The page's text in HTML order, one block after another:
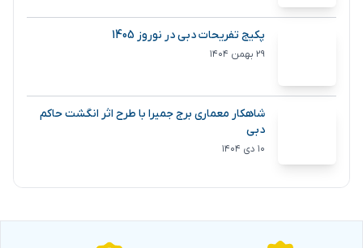
پکیج تفریحات دبی در نوروز 1405
۲۹ بهمن ۱۴۰۴
شاهکار معماری برج جمیرا با طرح اثر انگشت حاکم
دبی
۱۰ دی ۱۴۰۴